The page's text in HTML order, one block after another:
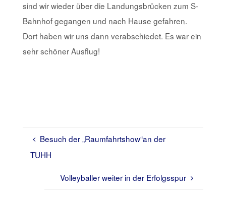
sind wir wieder über die Landungsbrücken zum S-
Bahnhof gegangen und nach Hause gefahren.
Dort haben wir uns dann verabschiedet. Es war ein
sehr schöner Ausflug!
Besuch der „Raumfahrtshow“an der
TUHH
Volleyballer weiter in der Erfolgsspur